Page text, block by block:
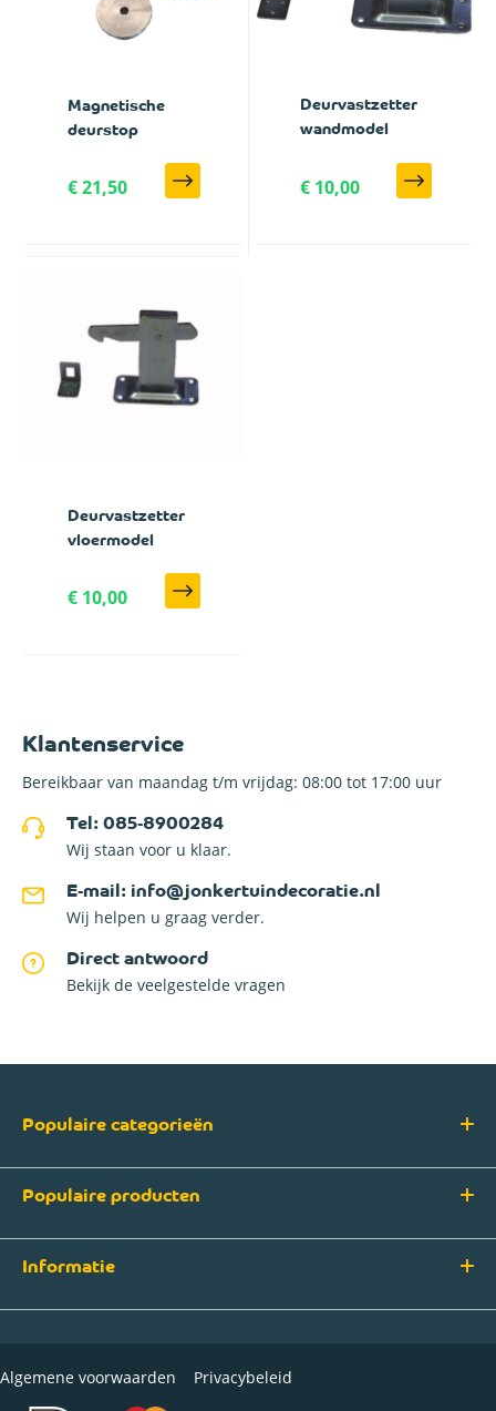
Magnetische
deurstop
€ 21,50
Deurvastzetter
wandmodel
€ 10,00
Deurvastzetter
vloermodel
€ 10,00
Klantenservice
Bereikbaar van maandag t/m vrijdag: 08:00 tot 17:00 uur
Tel: 085-8900284
Wij staan voor u klaar.
E-mail: info@jonkertuindecoratie.nl
Wij helpen u graag verder.
Direct antwoord
Bekijk de veelgestelde vragen
Populaire categorieën
Populaire producten
Informatie
Algemene voorwaarden Privacybeleid